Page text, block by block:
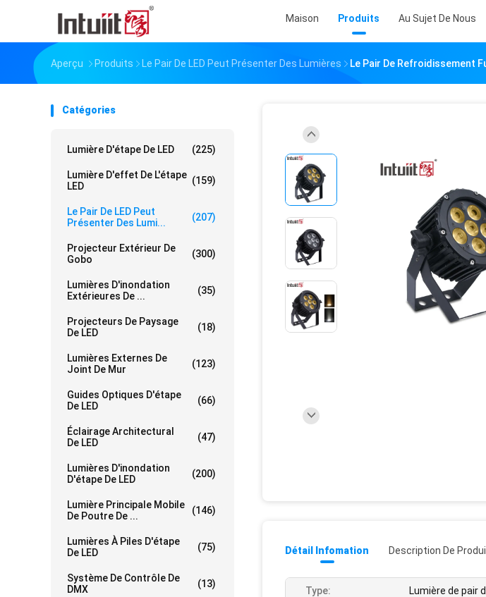
Maison Produits Au Sujet De Nous
Aperçu Produits Le Pair De LED Peut Présenter Des Lumières Le Pair De Refroidissement
Catégories
Lumière D'étape De LED (225)
Lumière D'effet De L'étape
LED
(159)
Le Pair De LED Peut
Présenter Des Lumi...
(207)
Projecteur Extérieur De
Gobo
(300)
Lumières D'inondation
Extérieures De ...
(35)
Projecteurs De Paysage
De LED
(18)
Lumières Externes De
Joint De Mur
(123)
Guides Optiques D'étape
De LED
(66)
Éclairage Architectural
De LED
(47)
Lumières D'inondation
D'étape De LED
(200)
Lumière Principale Mobile
De Poutre De ...
(146)
Lumières À Piles D'étape
De LED
(75)
Système De Contrôle De
DMX
(13)
Détail Infomation Description De
Type: Lumière de pair